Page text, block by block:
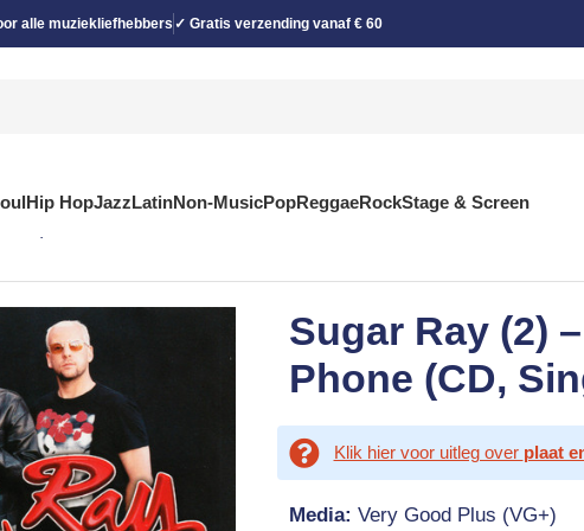
alle muziekliefhebbers ✓ Gratis verzending vanaf € 60
Hip HopJazzLatinNon-MusicPopReggaeRockStage & Screen
Sugar Ray (2)
Phone (CD,
Klik hier voor uitleg over plaat
Media: Very Good Plus (VG+)